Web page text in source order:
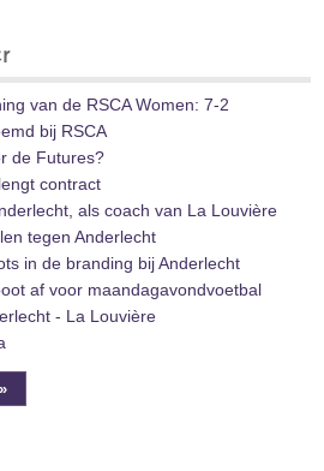
van de RSCA Women: 7-2
bij RSCA
de Futures?
contract
als coach van La Louvière
tegen Anderlecht
in de branding bij Anderlecht
af voor maandagavondvoetbal
- La Louvière